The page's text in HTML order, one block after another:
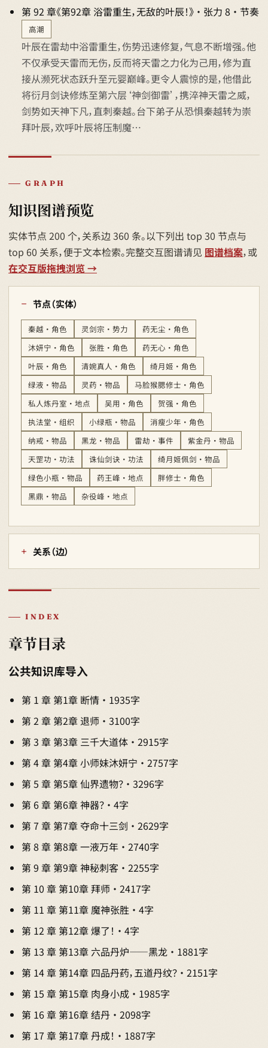
第 92 章《第92章 浴雷重生，无敌的叶辰！》 · 张力 8 · 节奏
高潮
叶辰在雷劫中浴雷重生，伤势迅速修复，气息不断增强。他
不仅承受天雷而无伤，反而将天雷之力化为己用，修为直
接从濒死状态跃升至元婴巅峰。更令人震惊的是，他借此
将衍月剑诀修炼至第六层‘神剑御雷’，携淬神天雷之威，
剑势如天神下凡，直刺秦越。台下弟子从恐惧秦越转为崇
拜叶辰，欢呼叶辰将压制魔…
GRAPH
知识图谱预览
实体节点 200 个，关系边 360 条。以下列出 top 30 节点与
top 60 关系，便于文本检索。完整交互图谱请见 图谱档案，或
在交互版拖拽浏览 →
节点（实体）
秦越 · 角色 灵剑宗 · 势力
药无尘 · 角色
沐妍宁 · 角色
张胜 · 角色
药无心 · 角色
叶辰 · 角色
清婉真人 · 角色
绮月姬 · 角色
绿液 · 物品
灵药 · 物品
马脸猴腮修士 · 角色
私人炼丹室 · 地点
吴用 · 角色
贺强 · 角色
执法堂 · 组织
小绿瓶 · 物品
消瘦少年 · 角色
纳戒 · 物品
黑龙 · 物品 雷劫 · 事件
紫金丹 · 物品
天罡功 · 功法
诛仙剑诀 · 功法
绮月姬佩剑 · 物品
绿色小瓶 · 物品
药王峰 · 地点
胖修士 · 角色
黑鼎 · 物品
杂役峰 · 地点
关系（边）
INDEX
章节目录
公共知识库导入
第 1 章 第1章 断情 · 1935字
第 2 章 第2章 退师 · 3100字
第 3 章 第3章 三千大道体 · 2915字
第 4 章 第4章 小师妹沐妍宁 · 2757字
第 5 章 第5章 仙界遗物？ · 3296字
第 6 章 第6章 神器？ · 4字
第 7 章 第7章 夺命十三剑 · 2629字
第 8 章 第8章 一液万年 · 2740字
第 9 章 第9章 神秘刺客 · 2255字
第 10 章 第10章 拜师 · 2417字
第 11 章 第11章 魔神张胜 · 4字
第 12 章 第12章 爆了！ · 4字
第 13 章 第13章 六品丹炉——黑龙 · 1881字
第 14 章 第14章 四品丹药，五道丹纹？ · 2151字
第 15 章 第15章 肉身小成 · 1985字
第 16 章 第16章 结丹 · 2098字
第 17 章 第17章 丹成！ · 1887字